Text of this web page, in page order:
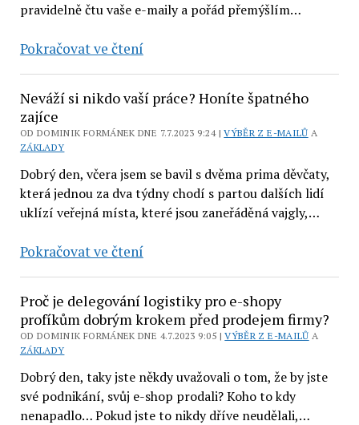
pravidelně čtu vaše e-maily a pořád přemýšlím…
Pokračovat ve čteníOtázka
e-
mailing
od
Neváží si nikdo vaší práce? Honíte špatného
zajíce
OD DOMINIK FORMÁNEK DNE 7.7.2023 9:24 |VÝBĚR Z E-MAILŮ A
ZÁKLADY
Dobrý den, včera jsem se bavil s dvěma prima děvčaty,
která jednou za dva týdny chodí s partou dalších lidí
uklízí veřejná místa, které jsou zaneřáděná vajgly,…
Pokračovat ve čteníNeváží
nikdo
vaší
práce?
špatného
zajíce
Proč je delegování logistiky pro e-shopy
profíkům dobrým krokem před prodejem firmy?
OD DOMINIK FORMÁNEK DNE 4.7.2023 9:05 |VÝBĚR Z E-MAILŮ A
ZÁKLADY
Dobrý den, taky jste někdy uvažovali o tom, že by jste
své podnikání, svůj e-shop prodali? Koho to kdy
nenapadlo… Pokud jste to nikdy dříve neudělali,…